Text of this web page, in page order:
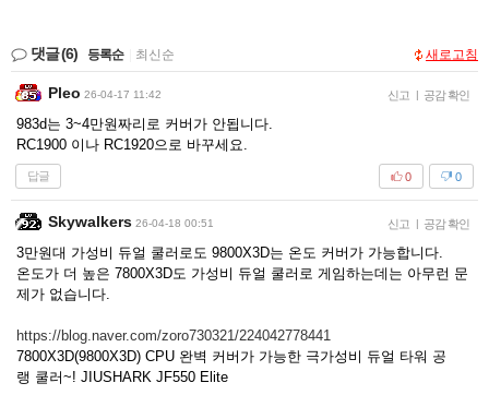
댓글(6) 등록순 최신순 새로고침
Pleo 26-04-17 11:42 신고 | 공감 확인
983d는 3~4만원짜리로 커버가 안됩니다.
RC1900 이나 RC1920으로 바꾸세요.
답글 0
0
Skywalkers 26-04-18 00:51 신고 | 공감 확인
3만원대 가성비 듀얼 쿨러로도 9800X3D는 온도 커버가 가능합니다.
온도가 더 높은 7800X3D도 가성비 듀얼 쿨러로 게임하는데는 아무런 문
제가 없습니다.
https://blog.naver.com/zoro730321/224042778441
7800X3D(9800X3D) CPU 완벽 커버가 가능한 극가성비 듀얼 타워 공
랭 쿨러~! JIUSHARK JF550 Elite